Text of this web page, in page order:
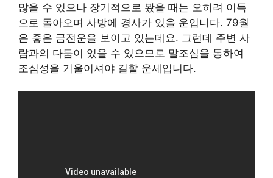
많을 수 있으나 장기적으로 봤을 때는 오히려 이득
으로 돌아오며 사방에 경사가 있을 운입니다. 79월
은 좋은 금전운을 보이고 있는데요. 그런데 주변 사
람과의 다툼이 있을 수 있으므로 말조심을 통하여
조심성을 기울이셔야 길할 운세입니다.